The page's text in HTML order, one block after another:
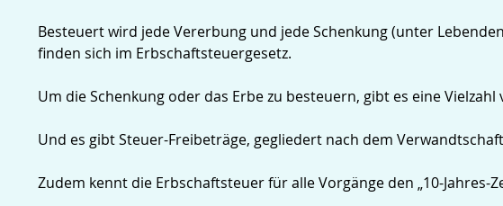
Besteuert wird jede Vererbung und jede Schenkung (unter
finden sich im Erbschaftsteuergesetz.
Um die Schenkung oder das Erbe zu besteuern, gibt es eine
Und es gibt Steuer-Freibeträge, gegliedert nach dem
Zudem kennt die Erbschaftsteuer für alle Vorgänge den „10-Jahres-